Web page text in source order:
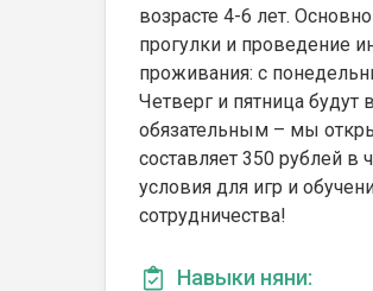
возрасте 4-6 лет.
прогулки и проведение
проживания: с
Четверг и пятница
обязательным – мы
составляет 350 рублей
условия для игр и
сотрудничества!
Навыки няни: